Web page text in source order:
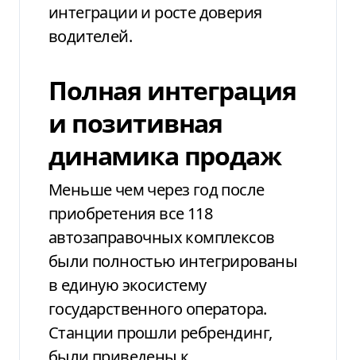
интеграции и росте доверия
водителей.
Полная интеграция
и позитивная
динамика продаж
Меньше чем через год после
приобретения все 118
автозаправочных комплексов
были полностью интегрированы
в единую экосистему
государственного оператора.
Станции прошли ребрендинг,